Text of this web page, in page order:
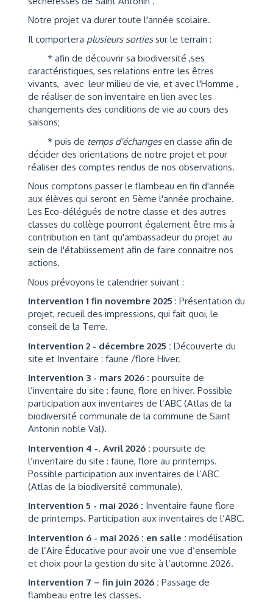
Notre projet va durer toute l'année scolaire.
Il comportera plusieurs sortiessur le terrain :
* afin de découvrir sa biodiversité ,ses
caractéristiques, ses relations entre les êtres
vivants, avec leur milieu de vie, et avec l'Homme ,
de réaliser de son inventaire en lien avec les
changements des conditions de vie au cours des
saisons;
* puis de temps d'échangesen classe afin de
décider des orientations de notre projet et pour
réaliser des comptes rendus de nos observations.
Nous comptons passer le flambeau en fin d'année
aux élèves qui seront en 5ème l'année prochaine.
Les Eco-délégués de notre classe et des autres
classes du collège pourront également être mis à
contribution en tant qu'ambassadeur du projet au
sein de l'établissement afin de faire connaitre nos
actions.
Nous prévoyons le calendrier suivant :
Intervention 1 fin novembre 2025 : Présentation du
projet, recueil des impressions, qui fait quoi, le
conseil de la Terre.
Intervention 2 - décembre 2025 : Découverte du
site et Inventaire : faune /flore Hiver.
Intervention 3 - mars 2026 : poursuite de
l’inventaire du site : faune, flore en hiver. Possible
participation aux inventaires de l’ABC (Atlas de la
biodiversité communale de la commune de Saint
Antonin noble Val).
Intervention 4 -. Avril 2026 : poursuite de
l’inventaire du site : faune, flore au printemps.
Possible participation aux inventaires de l’ABC
(Atlas de la biodiversité communale).
Intervention 5 - mai 2026 : Inventaire faune flore
de printemps. Participation aux inventaires de l’ABC.
Intervention 6 - mai 2026 : en salle : modélisation
de l’Aire Éducative pour avoir une vue d’ensemble
et choix pour la gestion du site à l’automne 2026.
Intervention 7 – fin juin 2026 : Passage de
flambeau entre les classes.